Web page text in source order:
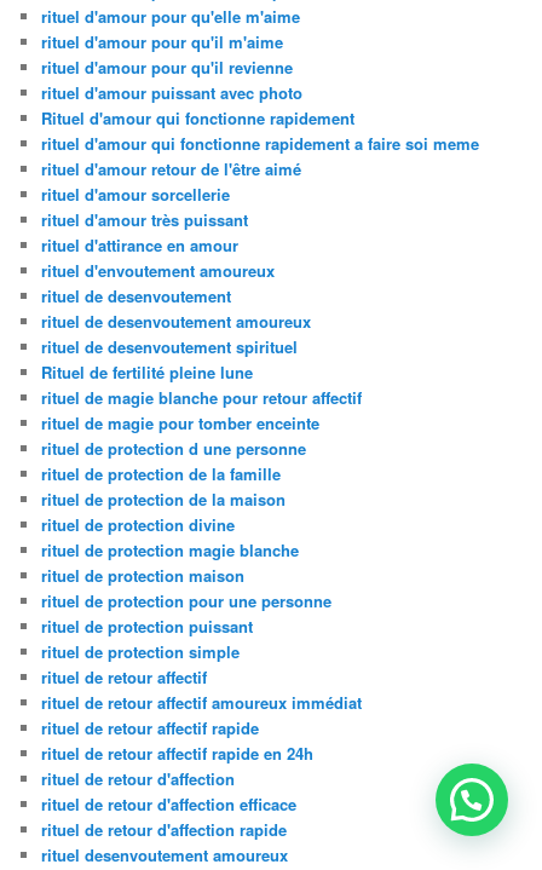
rituel d'amour pour qu'elle m'aime
rituel d'amour pour qu'il m'aime
rituel d'amour pour qu'il revienne
rituel d'amour puissant avec photo
Rituel d'amour qui fonctionne rapidement
rituel d'amour qui fonctionne rapidement a faire soi meme
rituel d'amour retour de l'être aimé
rituel d'amour sorcellerie
rituel d'amour très puissant
rituel d'attirance en amour
rituel d'envoutement amoureux
rituel de desenvoutement
rituel de desenvoutement amoureux
rituel de desenvoutement spirituel
Rituel de fertilité pleine lune
rituel de magie blanche pour retour affectif
rituel de magie pour tomber enceinte
rituel de protection d une personne
rituel de protection de la famille
rituel de protection de la maison
rituel de protection divine
rituel de protection magie blanche
rituel de protection maison
rituel de protection pour une personne
rituel de protection puissant
rituel de protection simple
rituel de retour affectif
rituel de retour affectif amoureux immédiat
rituel de retour affectif rapide
rituel de retour affectif rapide en 24h
rituel de retour d'affection
rituel de retour d'affection efficace
rituel de retour d'affection rapide
rituel desenvoutement amoureux